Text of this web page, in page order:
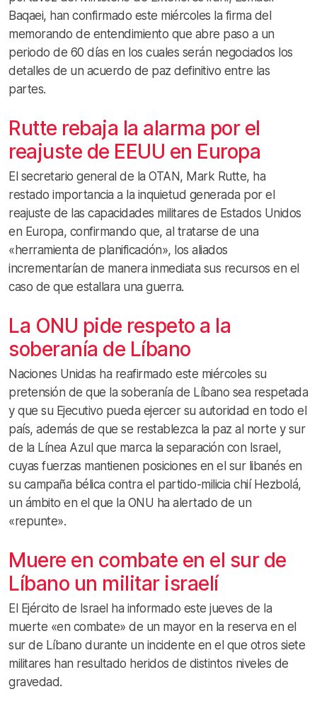
Baqaei, han confirmado este miércoles la firma del
memorando de entendimiento que abre paso a un
periodo de 60 días en los cuales serán negociados los
detalles de un acuerdo de paz definitivo entre las
partes.
Rutte rebaja la alarma por el
reajuste de EEUU en Europa
El secretario general de la OTAN, Mark Rutte, ha
restado importancia a la inquietud generada por el
reajuste de las capacidades militares de Estados Unidos
en Europa, confirmando que, al tratarse de una
«herramienta de planificación», los aliados
incrementarían de manera inmediata sus recursos en el
caso de que estallara una guerra.
La ONU pide respeto a la
soberanía de Líbano
Naciones Unidas ha reafirmado este miércoles su
pretensión de que la soberanía de Líbano sea respetada
y que su Ejecutivo pueda ejercer su autoridad en todo el
país, además de que se restablezca la paz al norte y sur
de la Línea Azul que marca la separación con Israel,
cuyas fuerzas mantienen posiciones en el sur libanés en
su campaña bélica contra el partido-milicia chií Hezbolá,
un ámbito en el que la ONU ha alertado de un
«repunte».
Muere en combate en el sur de
Líbano un militar israelí
El Ejército de Israel ha informado este jueves de la
muerte «en combate» de un mayor en la reserva en el
sur de Líbano durante un incidente en el que otros siete
militares han resultado heridos de distintos niveles de
gravedad.